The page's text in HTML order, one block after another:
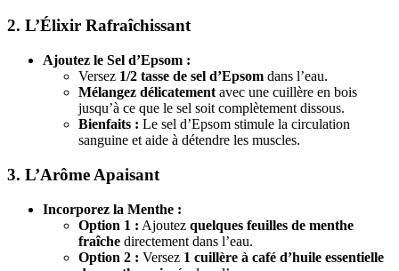
2. L’Élixir Rafraîchissant
Ajoutez le Sel d’Epsom :
Versez 1/2 tasse de sel d’Epsom dans l’eau.
Mélangez délicatement avec une cuillère en bois
jusqu’à ce que le sel soit complètement dissous.
Bienfaits : Le sel d’Epsom stimule la circulation
sanguine et aide à détendre les muscles.
3. L’Arôme Apaisant
Incorporez la Menthe :
Option 1 : Ajoutez quelques feuilles de menthe
fraîche directement dans l’eau.
Option 2 : Versez 1 cuillère à café d’huile essentielle